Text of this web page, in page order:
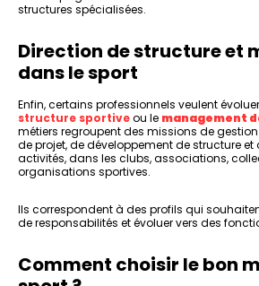
structures spécialisées.
Direction de structure et
dans le sport
Enfin, certains professionnels veulent
structure sportiveou le management
métiers regroupent des missions de
de projet, de développement de structure
activités, dans les clubs, associations,
organisations sportives.
Ils correspondent à des profils qui
de responsabilités et évoluer vers des
Comment choisir le bon